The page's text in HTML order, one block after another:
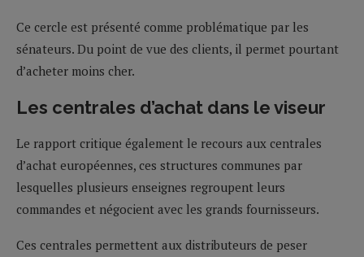
Ce cercle est présenté comme problématique par les
sénateurs. Du point de vue des clients, il permet pourtant
d’acheter moins cher.
Les centrales d’achat dans le viseur
Le rapport critique également le recours aux centrales
d’achat européennes, ces structures communes par
lesquelles plusieurs enseignes regroupent leurs
commandes et négocient avec les grands fournisseurs.
Ces centrales permettent aux distributeurs de peser